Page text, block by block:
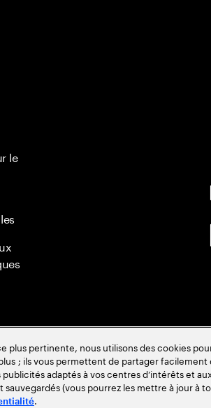
le
pertinente, nous utilisons des cookies
; ils vous permettent de partager facilement
adaptés à vos centres d’intérêts et
(vous pourrez les mettre à jour à
.